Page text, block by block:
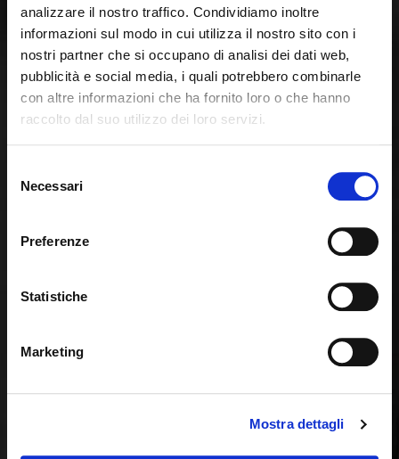
analizzare il nostro traffico. Condividiamo inoltre
informazioni sul modo in cui utilizza il nostro sito con i
nostri partner che si occupano di analisi dei dati web,
pubblicità e social media, i quali potrebbero combinarle
con altre informazioni che ha fornito loro o che hanno
raccolto dal suo utilizzo dei loro servizi.
delNecessari
Preferenze
Statistiche
Marketing
Mostra dettagli
Seems like you’re browsing from Close
International. Would you like to switch to the site in